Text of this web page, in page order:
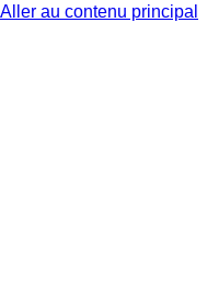
Aller au contenu principal